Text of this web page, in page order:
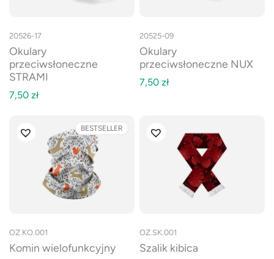
20526-17
Okulary
przeciwsłoneczne
STRAMI
7,50 zł
20525-09
Okulary
przeciwsłoneczne NUX
7,50 zł
BESTSELLER
OZ.KO.001
Komin wielofunkcyjny
OZ.SK.001
Szalik kibica